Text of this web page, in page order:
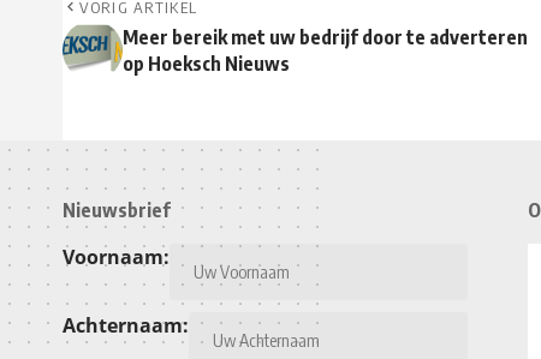
VORIG ARTIKEL
Meer bereik met uw bedrijf door te adverteren
op Hoeksch Nieuws
Nieuwsbrief
Voornaam:
Achternaam: